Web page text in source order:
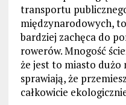
transportu
międzynarodowych,
bardziej zachęca do
rowerów. Mnogość
że jest to miasto dużo
sprawiają, że
całkowicie